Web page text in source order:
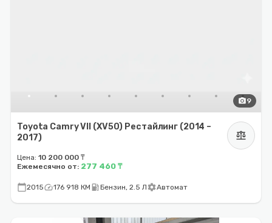
photo_camera9
Toyota Camry VII (XV50) Рестайлинг (2014 –
2017)
balance
Цена: 10 200 000 ₸
Ежемесячно от: 277 460 ₸
calendar_today2015speed176 918 КМ local_gas_stationБензин, 2.5 ЛsettingsАвтомат